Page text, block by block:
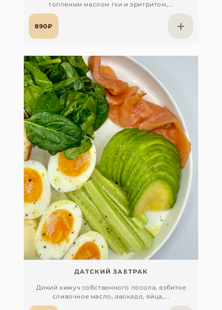
топленым маслом гхи и эритритом,...
890₽
ДАТСКИЙ ЗАВТРАК
Дикий кижуч собственного посола, взбитое
сливочное масло, авокадо, яйца,...